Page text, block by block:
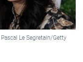
Le Segretain/Getty